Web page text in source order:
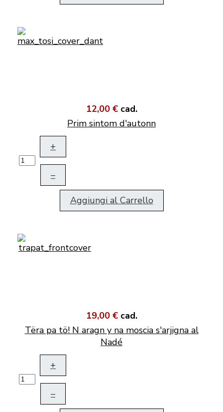
12,00 € cad.
Prim sintom d'autonn
+
–
Aggiungi al Carrello
19,00 € cad.
Tëra pa tö! N aragn y na moscia s'arjigna al
Nadé
+
–